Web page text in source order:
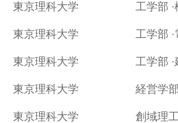
東京理科大学 工学部
東京理科大学 工学部
東京理科大学 工学部
東京理科大学 経営学部
東京理科大学 創域理